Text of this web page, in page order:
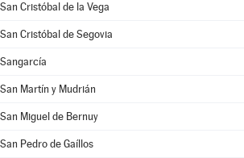
San Cristóbal de la Vega
San Cristóbal de Segovia
Sangarcía
San Martín y Mudrián
San Miguel de Bernuy
San Pedro de Gaíllos